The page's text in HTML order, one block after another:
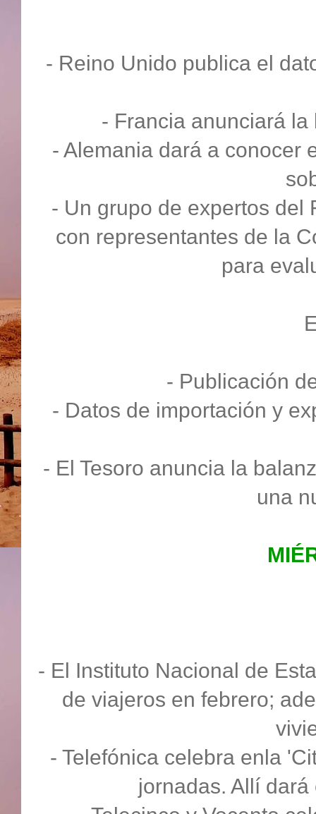
- Reino Unido publica el
- Francia anunciará
- Alemania dará a conocer
- Un grupo de expertos del
con representantes de la
para
- Publicación
- Datos de importación y
- El Tesoro anuncia la
una
- El Instituto Nacional de
de viajeros en febrero;
- Telefónica celebra enla
jornadas. Allí